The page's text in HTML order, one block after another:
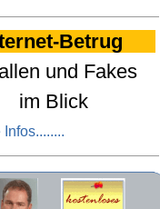
Betrug
und Fakes
Blick
Infos........